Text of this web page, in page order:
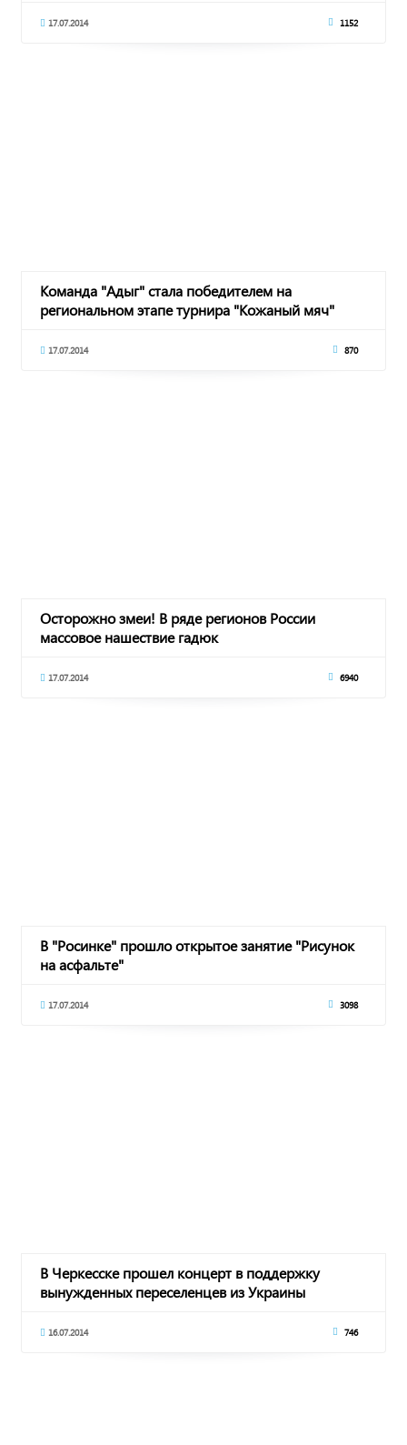
17.07.2014 1152
Команда "Адыг" стала победителем на
региональном этапе турнира "Кожаный мяч"
17.07.2014 870
Осторожно змеи! В ряде регионов России
массовое нашествие гадюк
17.07.2014 6940
В "Росинке" прошло открытое занятие "Рисунок
на асфальте"
17.07.2014 3098
В Черкесске прошел концерт в поддержку
вынужденных переселенцев из Украины
16.07.2014 746